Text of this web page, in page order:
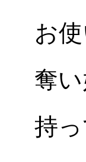
お
奪
持